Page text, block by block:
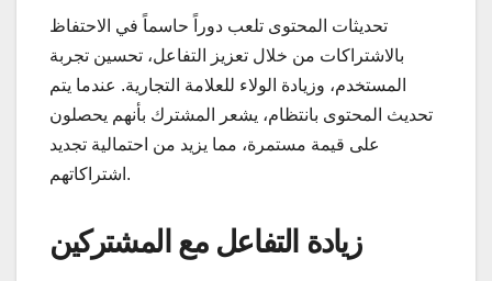
تحديثات المحتوى تلعب دوراً حاسماً في الاحتفاظ
بالاشتراكات من خلال تعزيز التفاعل، تحسين تجربة
المستخدم، وزيادة الولاء للعلامة التجارية. عندما يتم
تحديث المحتوى بانتظام، يشعر المشترك بأنهم يحصلون
على قيمة مستمرة، مما يزيد من احتمالية تجديد
اشتراكاتهم.
زيادة التفاعل مع المشتركين